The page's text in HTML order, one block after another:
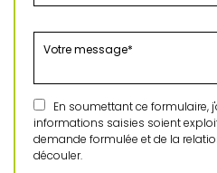
En soumettant ce formulaire,
informations saisies soient
demande formulée et de la
découler.